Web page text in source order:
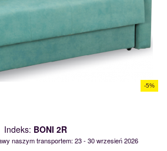
Indeks: BONI 2R
-5%
naszym transportem: 23 - 30 wrzesień 2026